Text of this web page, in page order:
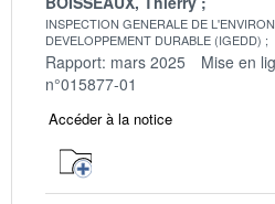
INSPECTION GENERALE DE
DEVELOPPEMENT DURABLE (IGEDD)
Rapport: mars 2025 Mise en
n°015877-01
Accéder à la notice